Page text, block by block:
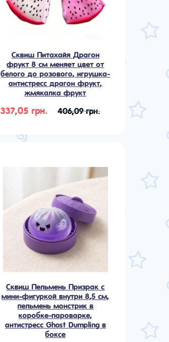
Сквиш Питахайя Драгон
фрукт 8 см меняет цвет от
белого до розового, игрушка-
антистресс драгон фрукт,
жмякалка фрукт
337,05 грн. 406,09 грн.
Сквиш Пельмень Призрак с
мини-фигуркой внутри 8,5 см,
пельмень монстрик в
коробке-пароварке,
антистресс Ghost Dumpling в
боксе